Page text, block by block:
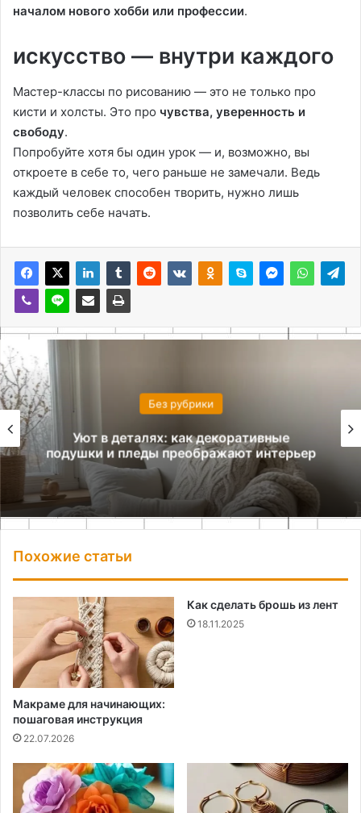
началом нового хобби или профессии.
искусство — внутри каждого
Мастер-классы по рисованию — это не только про
кисти и холсты. Это про чувства, уверенность и
свободу.
Попробуйте хотя бы один урок — и, возможно, вы
откроете в себе то, чего раньше не замечали. Ведь
каждый человек способен творить, нужно лишь
позволить себе начать.
Без рубрики
Уют в деталях: как декоративные
подушки и пледы преображают интерьер
Похожие статьи
Макраме для начинающих:
пошаговая инструкция
22.07.2026
Как сделать брошь из лент
18.11.2025